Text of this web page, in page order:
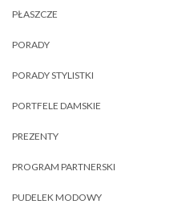
PŁASZCZE
PORADY
PORADY STYLISTKI
PORTFELE DAMSKIE
PREZENTY
PROGRAM PARTNERSKI
PUDELEK MODOWY